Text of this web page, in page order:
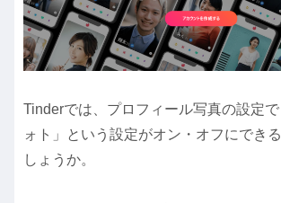
Tinderでは、プロフィール写真の設定
ォト」という設定がオン・オフにでき
しょうか。